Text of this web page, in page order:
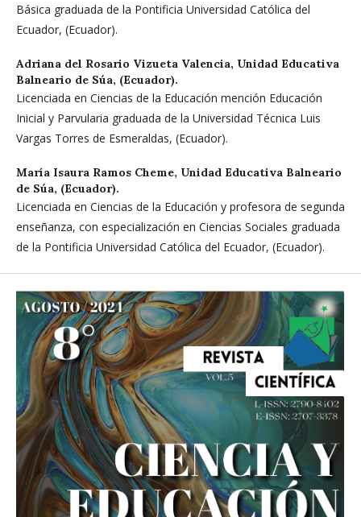
Básica graduada de la Pontificia Universidad Católica del
Ecuador, (Ecuador).
Adriana del Rosario Vizueta Valencia, Unidad Educativa
Balneario de Súa, (Ecuador).
Licenciada en Ciencias de la Educación mención Educación
Inicial y Parvularia graduada de la Universidad Técnica Luis
Vargas Torres de Esmeraldas, (Ecuador).
María Isaura Ramos Cheme, Unidad Educativa Balneario
de Súa, (Ecuador).
Licenciada en Ciencias de la Educación y profesora de segunda
enseñanza, con especialización en Ciencias Sociales graduada
de la Pontificia Universidad Católica del Ecuador, (Ecuador).